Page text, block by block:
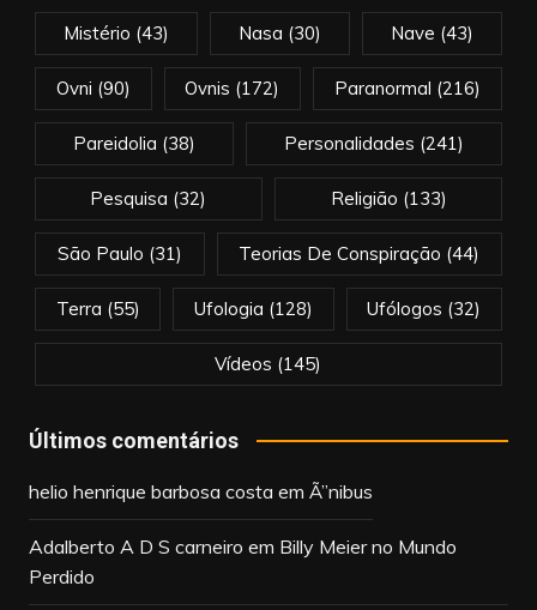
Mistério (43) Nasa (30) Nave (43)
Ovni (90) Ovnis (172) Paranormal (216)
Pareidolia (38) Personalidades (241)
Pesquisa (32) Religião (133)
São Paulo (31) Teorias De Conspiração (44)
Terra (55) Ufologia (128) Ufólogos (32)
Vídeos (145)
Últimos comentários
helio henrique barbosa costa em Ã”nibus
Adalberto A D S carneiro em Billy Meier no Mundo
Perdido